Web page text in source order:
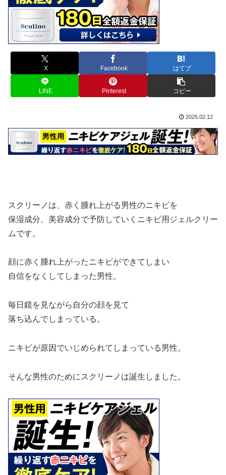
X Facebook はてブ
LINE Pinterest コピー
2025.02.12
スクリーノは、赤く腫れ上がる男性のニキビを
保湿成分、美容成分で予防していくニキビ用ジェルクリー
ムです。
顔に赤く腫れ上がったニキビができてしまい
自信をなくしてしまった男性。
毎日鏡を見ながら自分の顔を見て
落ち込んでしまっている。
ニキビが原因でいじめられてしまっている男性。
そんな男性のためにスクリーノは誕生しました。